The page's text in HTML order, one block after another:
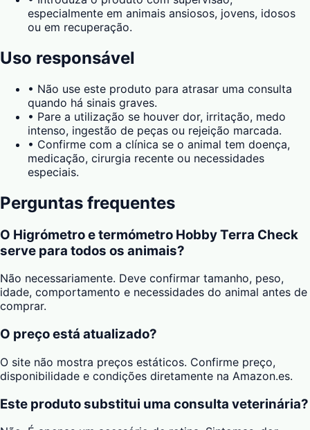
especialmente em animais ansiosos, jovens, idosos
ou em recuperação.
Uso responsável
• Não use este produto para atrasar uma consulta
quando há sinais graves.
• Pare a utilização se houver dor, irritação, medo
intenso, ingestão de peças ou rejeição marcada.
• Confirme com a clínica se o animal tem doença,
medicação, cirurgia recente ou necessidades
especiais.
Perguntas frequentes
O Higrómetro e termómetro Hobby Terra Check
serve para todos os animais?
Não necessariamente. Deve confirmar tamanho, peso,
idade, comportamento e necessidades do animal antes de
comprar.
O preço está atualizado?
O site não mostra preços estáticos. Confirme preço,
disponibilidade e condições diretamente na Amazon.es.
Este produto substitui uma consulta veterinária?